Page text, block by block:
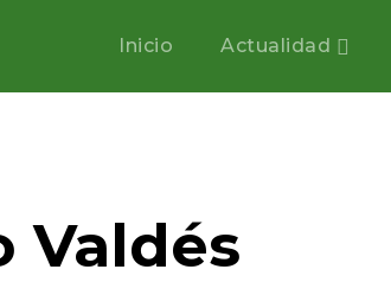
Inicio Actualidad
Valdés